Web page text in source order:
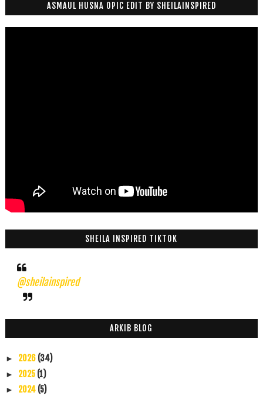
ASMAUL HUSNA OPIC EDIT BY SHEILAINSPIRED
SHEILA INSPIRED TIKTOK
@sheilainspired
ARKIB BLOG
► 2026 (34)
► 2025 (1)
► 2024 (5)